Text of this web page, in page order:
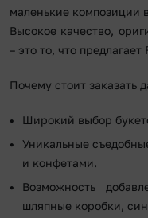
маленькие композиции
Высокое качество,
– это то, что предлагает
Почему стоит заказать
Широкий выбор
Уникальные
и конфетами.
Возможность
шляпные коробки,